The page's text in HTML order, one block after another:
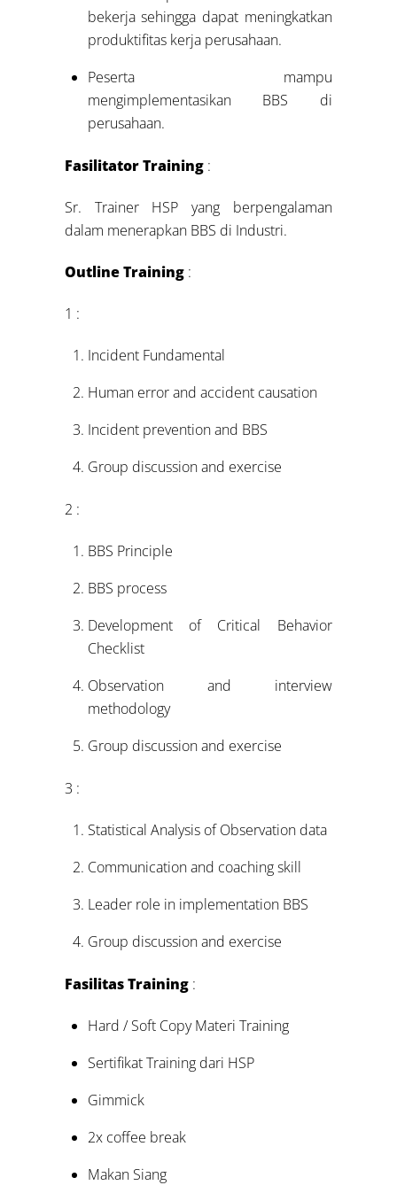
bekerja sehingga dapat meningkatkan
produktifitas kerja perusahaan.
Peserta mampu
mengimplementasikan BBS di
perusahaan.
Fasilitator Training :
Sr. Trainer HSP yang berpengalaman
dalam menerapkan BBS di Industri.
Outline Training :
1 :
Incident Fundamental
Human error and accident causation
Incident prevention and BBS
Group discussion and exercise
2 :
BBS Principle
BBS process
Development of Critical Behavior
Checklist
Observation and interview
methodology
Group discussion and exercise
3 :
Statistical Analysis of Observation data
Communication and coaching skill
Leader role in implementation BBS
Group discussion and exercise
Fasilitas Training :
Hard / Soft Copy Materi Training
Sertifikat Training dari HSP
Gimmick
2x coffee break
Makan Siang